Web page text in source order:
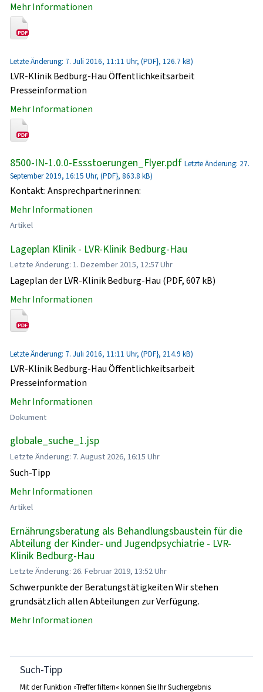
Mehr Informationen
Letzte Änderung: 7. Juli 2016, 11:11 Uhr, (PDF}, 126.7 kB)
LVR-Klinik Bedburg-Hau Öffentlichkeitsarbeit
Presseinformation
Mehr Informationen
8500-IN-1.0.0-Essstoerungen_Flyer.pdf Letzte Änderung: 27.
September 2019, 16:15 Uhr, (PDF}, 863.8 kB)
Kontakt: Ansprechpartnerinnen:
Mehr Informationen
Artikel
Lageplan Klinik - LVR-Klinik Bedburg-Hau
Letzte Änderung: 1. Dezember 2015, 12:57 Uhr
Lageplan der LVR-Klinik Bedburg-Hau (PDF, 607 kB)
Mehr Informationen
Letzte Änderung: 7. Juli 2016, 11:11 Uhr, (PDF}, 214.9 kB)
LVR-Klinik Bedburg-Hau Öffentlichkeitsarbeit
Presseinformation
Mehr Informationen
Dokument
globale_suche_1.jsp
Letzte Änderung: 7. August 2026, 16:15 Uhr
Such-Tipp
Mehr Informationen
Artikel
Ernährungsberatung als Behandlungsbaustein für die
Abteilung der Kinder- und Jugendpsychiatrie - LVR-
Klinik Bedburg-Hau
Letzte Änderung: 26. Februar 2019, 13:52 Uhr
Schwerpunkte der Beratungstätigkeiten Wir stehen
grundsätzlich allen Abteilungen zur Verfügung.
Mehr Informationen
Such-Tipp
Mit der Funktion »Treffer filtern« können Sie Ihr Suchergebnis